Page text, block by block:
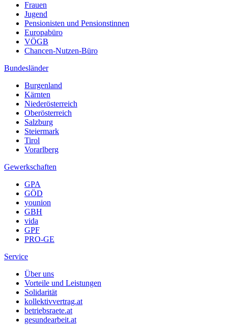
Frauen
Jugend
Pensionisten und Pensionstinnen
Europabüro
VÖGB
Chancen-Nutzen-Büro
Bundesländer
Burgenland
Kärnten
Niederösterreich
Oberösterreich
Salzburg
Steiermark
Tirol
Vorarlberg
Gewerkschaften
GPA
GÖD
younion
GBH
vida
GPF
PRO-GE
Service
Über uns
Vorteile und Leistungen
Solidarität
kollektivvertrag.at
betriebsraete.at
gesundearbeit.at